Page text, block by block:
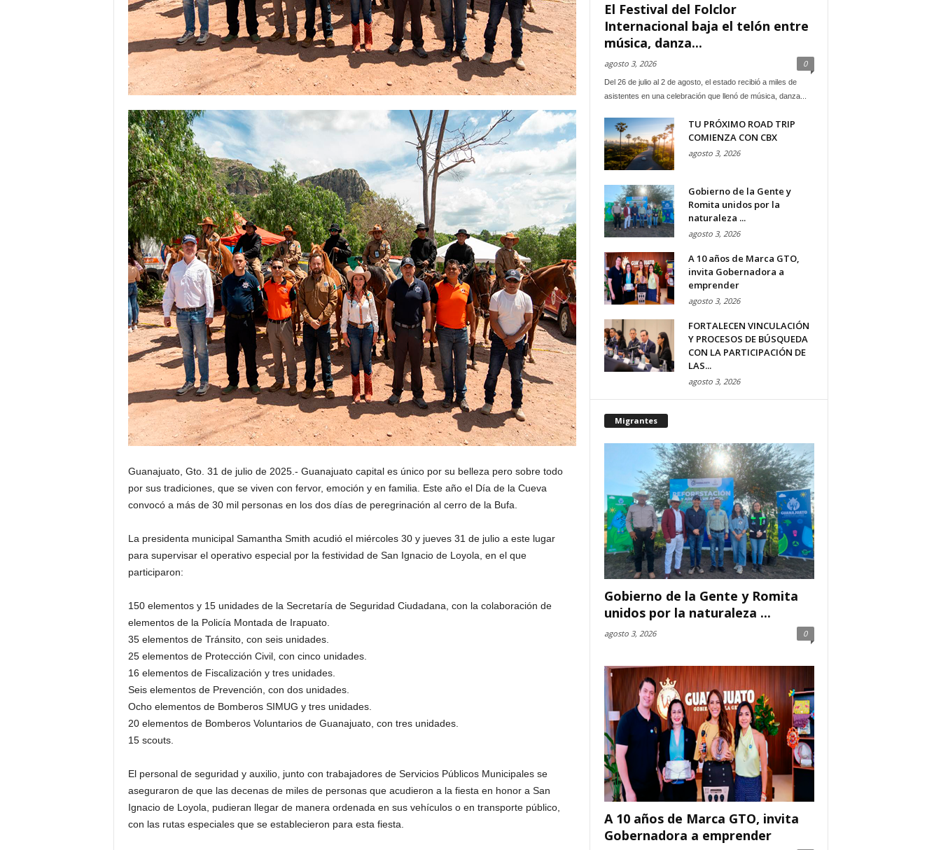
Guanajuato, Gto. 31 de julio de 2025.- Guanajuato capital es único por su belleza pero sobre todo
por sus tradiciones, que se viven con fervor, emoción y en familia. Este año el Día de la Cueva
convocó a más de 30 mil personas en los dos días de peregrinación al cerro de la Bufa.
La presidenta municipal Samantha Smith acudió el miércoles 30 y jueves 31 de julio a este lugar
para supervisar el operativo especial por la festividad de San Ignacio de Loyola, en el que
participaron:
150 elementos y 15 unidades de la Secretaría de Seguridad Ciudadana, con la colaboración de
elementos de la Policía Montada de Irapuato.
35 elementos de Tránsito, con seis unidades.
25 elementos de Protección Civil, con cinco unidades.
16 elementos de Fiscalización y tres unidades.
Seis elementos de Prevención, con dos unidades.
Ocho elementos de Bomberos SIMUG y tres unidades.
20 elementos de Bomberos Voluntarios de Guanajuato, con tres unidades.
15 scouts.
El personal de seguridad y auxilio, junto con trabajadores de Servicios Públicos Municipales se
aseguraron de que las decenas de miles de personas que acudieron a la fiesta en honor a San
Ignacio de Loyola, pudieran llegar de manera ordenada en sus vehículos o en transporte público,
con las rutas especiales que se establecieron para esta fiesta.
El Festival del Folclor
Internacional baja el telón entre
música, danza...
agosto 3, 2026 0
Del 26 de julio al 2 de agosto, el estado recibió a miles de
asistentes en una celebración que llenó de música, danza...
TU PRÓXIMO ROAD TRIP
COMIENZA CON CBX
agosto 3, 2026
Gobierno de la Gente y
Romita unidos por la
naturaleza ...
agosto 3, 2026
A 10 años de Marca GTO,
invita Gobernadora a
emprender
agosto 3, 2026
FORTALECEN VINCULACIÓN
Y PROCESOS DE BÚSQUEDA
CON LA PARTICIPACIÓN DE
LAS...
agosto 3, 2026
Migrantes
Gobierno de la Gente y Romita
unidos por la naturaleza ...
agosto 3, 2026 0
A 10 años de Marca GTO, invita
Gobernadora a emprender